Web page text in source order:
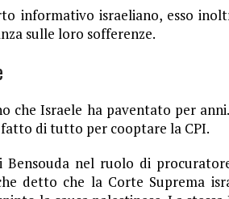
informativo israeliano, esso
sulle loro sofferenze.
che Israele ha paventato per
fatto di tutto per cooptare la CPI.
Bensouda nel ruolo di
detto che la Corte Suprema